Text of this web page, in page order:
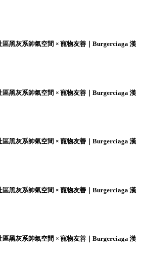
區黑灰系帥氣空間 × 寵物友善｜Burgerciaga 漢
區黑灰系帥氣空間 × 寵物友善｜Burgerciaga 漢
區黑灰系帥氣空間 × 寵物友善｜Burgerciaga 漢
區黑灰系帥氣空間 × 寵物友善｜Burgerciaga 漢
區黑灰系帥氣空間 × 寵物友善｜Burgerciaga 漢